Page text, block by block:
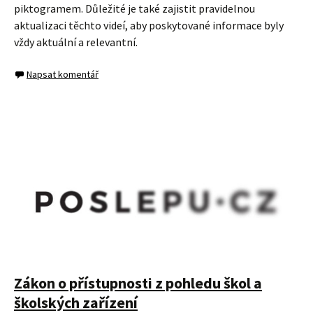
piktogramem. Důležité je také zajistit pravidelnou
aktualizaci těchto videí, aby poskytované informace byly
vždy aktuální a relevantní.
Napsat komentář
Zákon o přístupnosti z pohledu škol a
školských zařízení